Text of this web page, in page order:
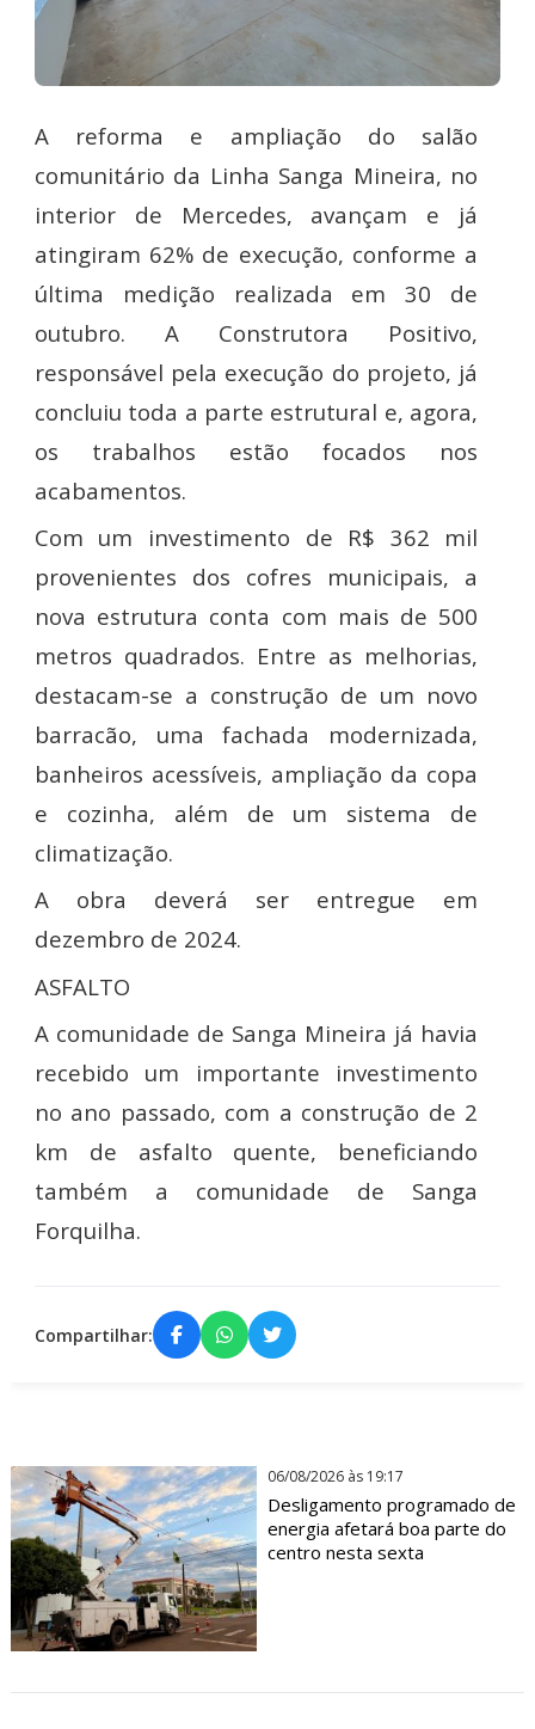
A reforma e ampliação do salão
comunitário da Linha Sanga Mineira, no
interior de Mercedes, avançam e já
atingiram 62% de execução, conforme a
última medição realizada em 30 de
outubro. A Construtora Positivo,
responsável pela execução do projeto, já
concluiu toda a parte estrutural e, agora,
os trabalhos estão focados nos
acabamentos.
Com um investimento de R$ 362 mil
provenientes dos cofres municipais, a
nova estrutura conta com mais de 500
metros quadrados. Entre as melhorias,
destacam-se a construção de um novo
barracão, uma fachada modernizada,
banheiros acessíveis, ampliação da copa
e cozinha, além de um sistema de
climatização.
A obra deverá ser entregue em
dezembro de 2024.
ASFALTO
A comunidade de Sanga Mineira já havia
recebido um importante investimento
no ano passado, com a construção de 2
km de asfalto quente, beneficiando
também a comunidade de Sanga
Forquilha.
Compartilhar:
06/08/2026 às 19:17
Desligamento programado de
energia afetará boa parte do
centro nesta sexta